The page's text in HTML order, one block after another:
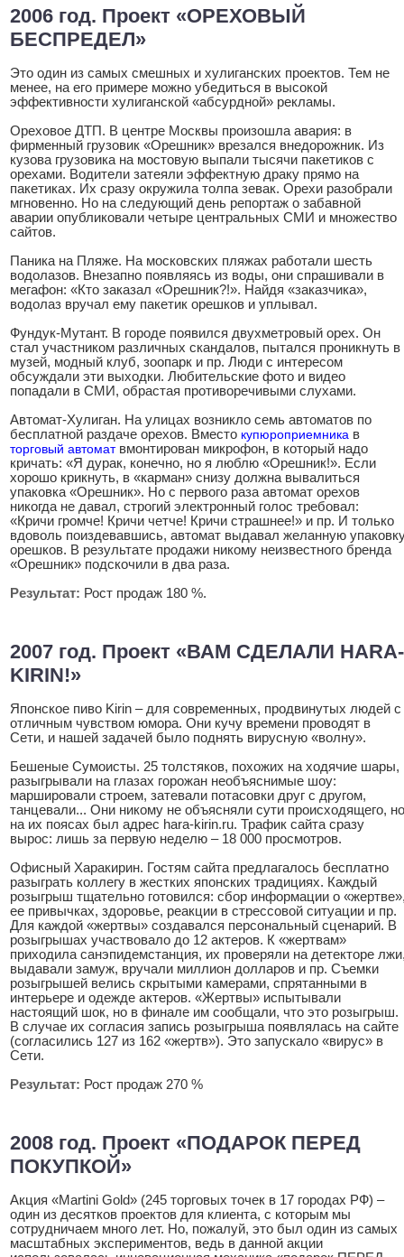
2006 год. Проект «ОРЕХОВЫЙ
БЕСПРЕДЕЛ»
Это один из самых смешных и хулиганских проектов. Тем не
менее, на его примере можно убедиться в высокой
эффективности хулиганской «абсурдной» рекламы.
Ореховое ДТП. В центре Москвы произошла авария: в
фирменный грузовик «Орешник» врезался внедорожник. Из
кузова грузовика на мостовую выпали тысячи пакетиков с
орехами. Водители затеяли эффектную драку прямо на
пакетиках. Их сразу окружила толпа зевак. Орехи разобрали
мгновенно. Но на следующий день репортаж о забавной
аварии опубликовали четыре центральных СМИ и множество
сайтов.
Паника на Пляже. На московских пляжах работали шесть
водолазов. Внезапно появляясь из воды, они спрашивали в
мегафон: «Кто заказал «Орешник?!». Найдя «заказчика»,
водолаз вручал ему пакетик орешков и уплывал.
Фундук-Мутант. В городе появился двухметровый орех. Он
стал участником различных скандалов, пытался проникнуть в
музей, модный клуб, зоопарк и пр. Люди с интересом
обсуждали эти выходки. Любительские фото и видео
попадали в СМИ, обрастая противоречивыми слухами.
Автомат-Хулиган. На улицах возникло семь автоматов по
бесплатной раздаче орехов. Вместо купюроприемника в
торговый автоматвмонтирован микрофон, в который надо
кричать: «Я дурак, конечно, но я люблю «Орешник!». Если
хорошо крикнуть, в «карман» снизу должна вывалиться
упаковка «Орешник». Но с первого раза автомат орехов
никогда не давал, строгий электронный голос требовал:
«Кричи громче! Кричи четче! Кричи страшнее!» и пр. И только
вдоволь поиздевавшись, автомат выдавал желанную
орешков. В результате продажи никому неизвестного бренда
«Орешник» подскочили в два раза.
Результат: Рост продаж 180 %.
2007 год. Проект «ВАМ СДЕЛАЛИ HАRА-
KIRIN!»
Японское пиво Kirin – для современных, продвинутых людей с
отличным чувством юмора. Они кучу времени проводят в
Сети, и нашей задачей было поднять вирусную «волну».
Бешеные Сумоисты. 25 толстяков, похожих на ходячие шары,
разыгрывали на глазах горожан необъяснимые шоу:
маршировали строем, затевали потасовки друг с другом,
танцевали... Они никому не объясняли сути происходящего, но
на их поясах был адрес hara-kirin.ru. Трафик сайта сразу
вырос: лишь за первую неделю – 18 000 просмотров.
Офисный Харакирин. Гостям сайта предлагалось бесплатно
разыграть коллегу в жестких японских традициях. Каждый
розыгрыш тщательно готовился: сбор информации о
ее привычках, здоровье, реакции в стрессовой ситуации и пр.
Для каждой «жертвы» создавался персональный сценарий. В
розыгрышах участвовало до 12 актеров. К «жертвам»
приходила санэпидемстанция, их проверяли на детекторе
выдавали замуж, вручали миллион долларов и пр. Съемки
розыгрышей велись скрытыми камерами, спрятанными в
интерьере и одежде актеров. «Жертвы» испытывали
настоящий шок, но в финале им сообщали, что это розыгрыш.
В случае их согласия запись розыгрыша появлялась на сайте
(согласились 127 из 162 «жертв»). Это запускало «вирус» в
Сети.
Результат: Рост продаж 270 %
2008 год. Проект «ПОДАРОК ПЕРЕД
ПОКУПКОЙ»
Акция «Martini Gold» (245 торговых точек в 17 городах РФ) –
один из десятков проектов для клиента, с которым мы
сотрудничаем много лет. Но, пожалуй, это был один из самых
масштабных экспериментов, ведь в данной акции